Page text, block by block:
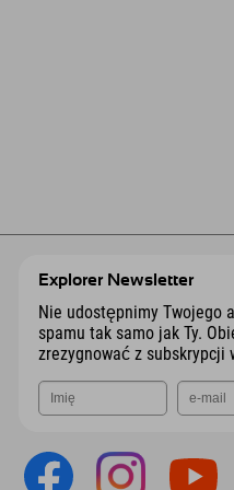
Explorer Newsletter
Nie udostępnimy Twojego
spamu tak samo jak Ty.
zrezygnować z subskrypcji